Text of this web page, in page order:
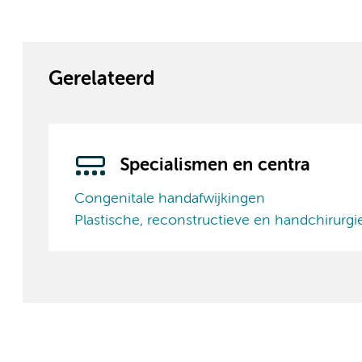
Gerelateerd
Specialismen en centra
Congenitale handafwijkingen
Plastische, reconstructieve en